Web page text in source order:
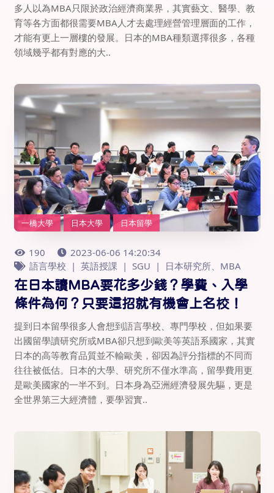
多人以為MBA只限於政治經濟商業界，其實藝文、醫學、教
育等各方面都很需要MBA人才去處理經營管理層面的工作，
才能有更上一層樓的發展。日本的MBA種類選擇很多，各種
領域幾乎都有對應的大..
一橋大學 日本大學 日本留學
190
2023-06-06 14:20:34
語言學校
英語授課 SGU 日本研究所、MBA
在日本讀MBA要花多少錢？學費、入學
條件為何？只要這招就有機會上名校！
提到日本留學很多人會想到語言學校、專門學校，但如果要
出國留學讀研究所或MBA卻只想到歐美等英語系國家，其實
日本的高等教育品質並不輸歐美，卻因為評分指標的不同而
往往被低估。日本的大學、研究所不僅水準高，留學費用更
是歐美國家的一半不到。日本身為亞洲經濟發展先驅，更是
全世界第三大經濟體，要學習實..